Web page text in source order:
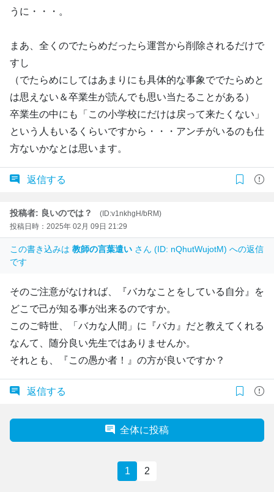
うに・・・。
まあ、全くのでたらめだったら運営から削除されるだけで
すし
（でたらめにしてはあまりにも具体的な事象ででたらめと
は思えない＆卒業生が読んでも思い当たることがある）
卒業生の中にも「この小学校にだけは戻って来たくない」
という人もいるくらいですから・・・アンチがいるのも仕
方ないかなとは思います。
返信する
投稿者: 良いのでは？
(ID:v1nkhgH/bRM)
投稿日時：2025年 02月 09日 21:29
この書き込みは 教師の言葉遣い さん (ID: nQhutWujotM) への返信
です
そのご注意がなければ、『バカなことをしている自分』を
どこで己が知る事が出来るのですか。
このご時世、「バカな人間」に『バカ』だと教えてくれる
なんて、随分良い先生ではありませんか。
それとも、『この愚か者！』の方が良いですか？
返信する
全体に投稿
1 2